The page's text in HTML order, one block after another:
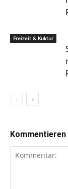
Freizeit & Kuktur